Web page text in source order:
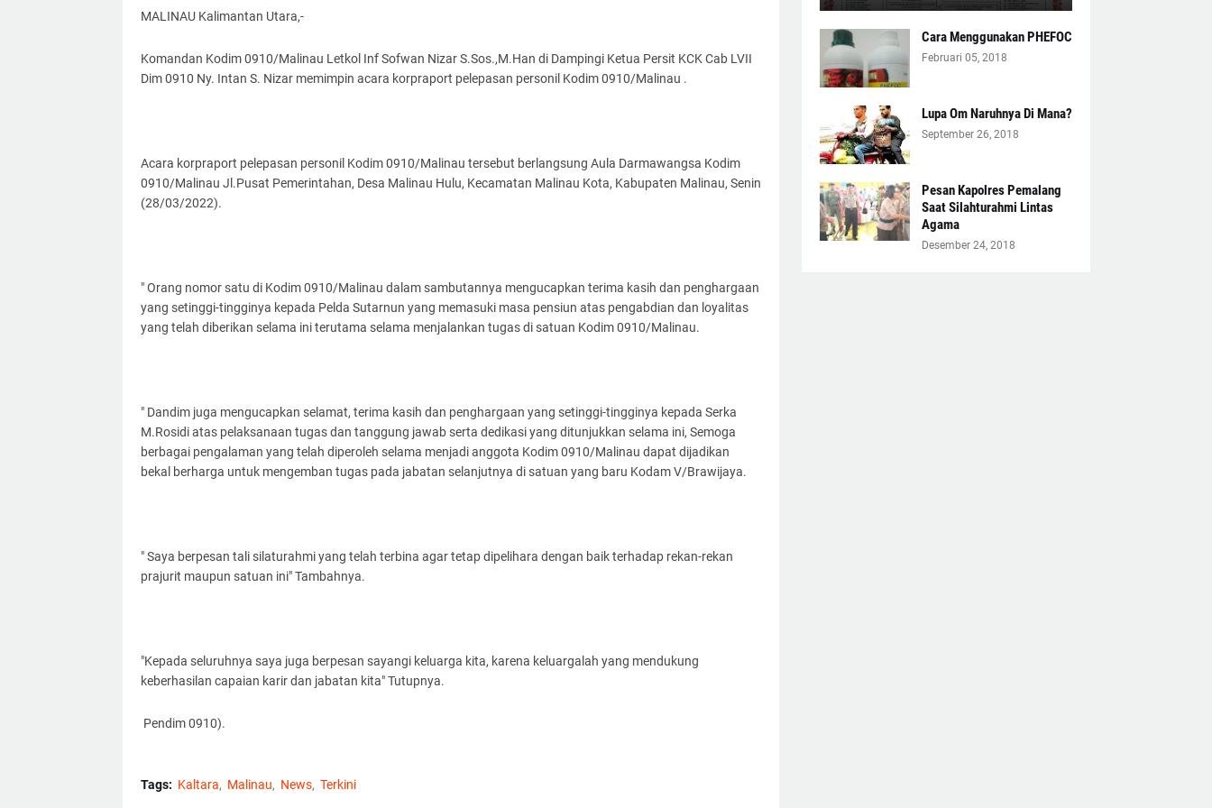
MALINAU Kalimantan Utara,-
Komandan Kodim 0910/Malinau Letkol Inf Sofwan Nizar S.Sos.,M.Han di Dampingi Ketua Persit KCK Cab LVII
Dim 0910 Ny. Intan S. Nizar memimpin acara korpraport pelepasan personil Kodim 0910/Malinau .
Acara korpraport pelepasan personil Kodim 0910/Malinau tersebut berlangsung Aula Darmawangsa Kodim
0910/Malinau Jl.Pusat Pemerintahan, Desa Malinau Hulu, Kecamatan Malinau Kota, Kabupaten Malinau, Senin
(28/03/2022).
" Orang nomor satu di Kodim 0910/Malinau dalam sambutannya mengucapkan terima kasih dan penghargaan
yang setinggi-tingginya kepada Pelda Sutarnun yang memasuki masa pensiun atas pengabdian dan loyalitas
yang telah diberikan selama ini terutama selama menjalankan tugas di satuan Kodim 0910/Malinau.
" Dandim juga mengucapkan selamat, terima kasih dan penghargaan yang setinggi-tingginya kepada Serka
M.Rosidi atas pelaksanaan tugas dan tanggung jawab serta dedikasi yang ditunjukkan selama ini, Semoga
berbagai pengalaman yang telah diperoleh selama menjadi anggota Kodim 0910/Malinau dapat dijadikan
bekal berharga untuk mengemban tugas pada jabatan selanjutnya di satuan yang baru Kodam V/Brawijaya.
" Saya berpesan tali silaturahmi yang telah terbina agar tetap dipelihara dengan baik terhadap rekan-rekan
prajurit maupun satuan ini" Tambahnya.
"Kepada seluruhnya saya juga berpesan sayangi keluarga kita, karena keluargalah yang mendukung
keberhasilan capaian karir dan jabatan kita" Tutupnya.
Pendim 0910).
Tags: Kaltara Malinau News Terkini
Cara Menggunakan PHEFOC
Februari 05, 2018
Lupa Om Naruhnya Di Mana?
September 26, 2018
Pesan Kapolres Pemalang
Saat Silahturahmi Lintas
Agama
Desember 24, 2018